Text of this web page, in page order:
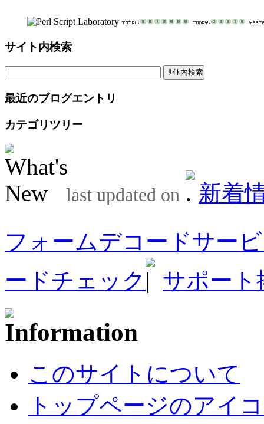
サイト内検索
最近のブログエントリ
カテゴリツリー
last updated on
新着
フォームデコードサー
ードチェック
サポート
このサイトについて
トップページのアイ